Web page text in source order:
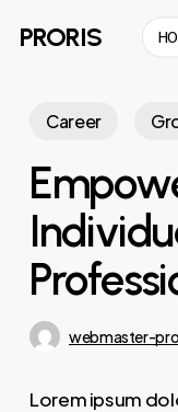
content
PRORIS
Career
webmaster-
Lorem ipsum